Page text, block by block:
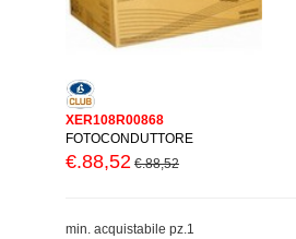
XER108R00868
FOTOCONDUTTORE
€.88,52 €.88,52
min. acquistabile pz.1